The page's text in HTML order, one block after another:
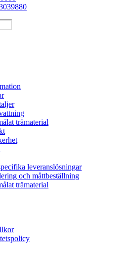
trämaterial
leveranslösningar
och måttbeställning
trämaterial